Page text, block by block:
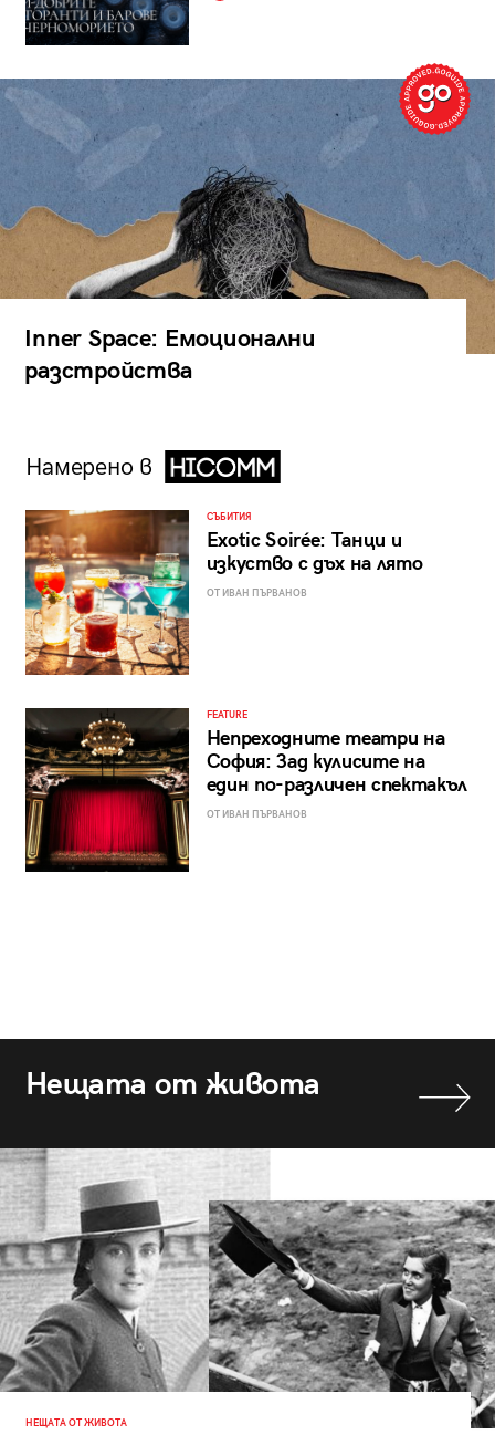
Inner Space: Емоционални
разстройства
Намерено в
СЪБИТИЯ
Exotic Soirée: Танци и
изкуство с дъх на лято
ОТ ИВАН ПЪРВАНОВ
FEATURE
Непреходните театри на
София: Зад кулисите на
един по-различен спектакъл
ОТ ИВАН ПЪРВАНОВ
Нещата от живота
НЕЩАТА ОТ ЖИВОТА